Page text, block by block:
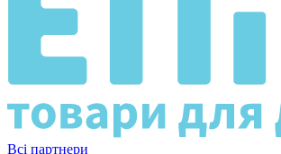
Всі партнери